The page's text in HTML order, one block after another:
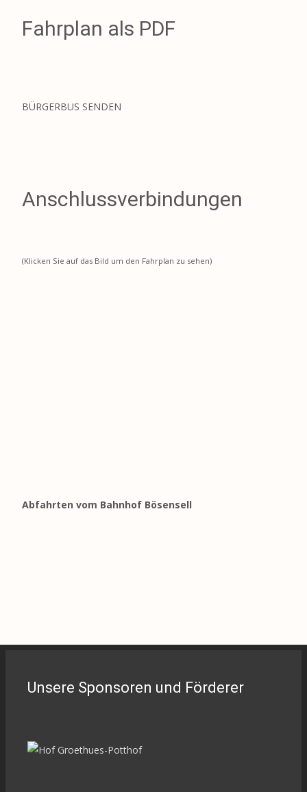
Fahrplan als PDF
BÜRGERBUS SENDEN
Anschlussverbindungen
(Klicken Sie auf das Bild um den Fahrplan zu sehen)
Abfahrten vom Bahnhof Bösensell
Unsere Sponsoren und Förderer